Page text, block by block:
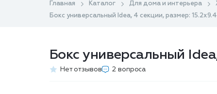
Главная Каталог Для дома и интерьера
Бокс универсальный Idea, 4 секции, размер:
Бокс универсальный
Нет отзывов 2 вопроса